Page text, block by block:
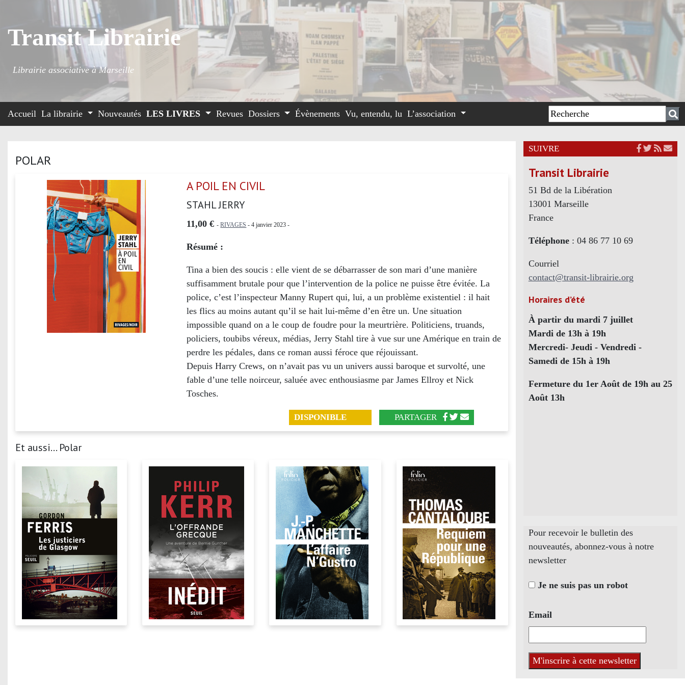
Transit Librairie
Librairie associative à Marseille
Accueil La librairie Nouveautés LES LIVRES Revues Dossiers Évènements Vu, entendu, lu L’association
POLAR
A POIL EN CIVIL
STAHL JERRY
11,00 € -RIVAGES - 4 janvier 2023 -
Résumé :
Tina a bien des soucis : elle vient de se débarrasser de son mari d’une manière
suffisamment brutale pour que l’intervention de la police ne puisse être évitée. La
police, c’est l’inspecteur Manny Rupert qui, lui, a un problème existentiel : il hait
les flics au moins autant qu’il se hait lui-même d’en être un. Une situation
impossible quand on a le coup de foudre pour la meurtrière. Politiciens, truands,
policiers, toubibs véreux, médias, Jerry Stahl tire à vue sur une Amérique en train de
perdre les pédales, dans ce roman aussi féroce que réjouissant.
Depuis Harry Crews, on n’avait pas vu un univers aussi baroque et survolté, une
fable d’une telle noirceur, saluée avec enthousiasme par James Ellroy et Nick
Tosches.
DISPONIBLE PARTAGER
Et aussi... Polar
SUIVRE
Transit Librairie
51 Bd de la Libération
13001 Marseille
France
Téléphone: 04 86 77 10 69
Courriel
contact@transit-librairie.org
Horaires d’été
À partir du mardi 7 juillet
Mardi de 13h à 19h
Mercredi- Jeudi - Vendredi -
Samedi de 15h à 19h
Fermeture du 1er Août de 19h au 25
Août 13h
Pour recevoir le bulletin des
nouveautés, abonnez-vous à notre
newsletter
Je ne suis pas un robot
Email